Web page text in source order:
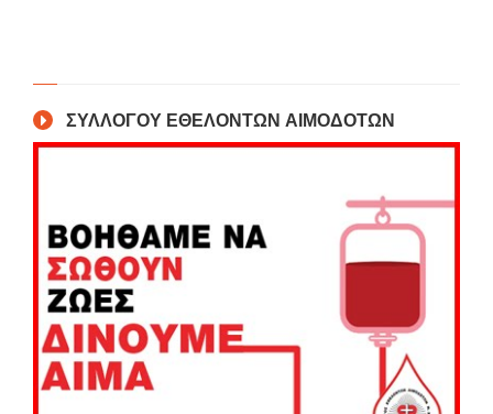
ΣΥΛΛΟΓΟΥ ΕΘΕΛΟΝΤΩΝ ΑΙΜΟΔΟΤΩΝ